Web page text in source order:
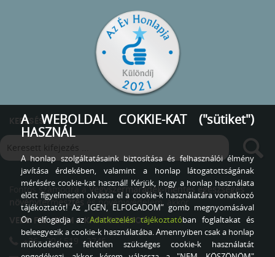
KERESÉS
Fontos számodra aVegyszermaradék-mentes egészséges
növénytermesztés és növényvédelem, akkor
VEDD FEL VELEM A KAPCSOLATOT
+36 - 20 / 519 - 2745
A WEBOLDAL COKKIE-KAT ("sütiket")
HASZNÁL
A honlap szolgáltatásaink biztosítása és felhasználói élmény
javítása érdekében, valamint a honlap látogatottságának
mérésére cookie-kat használ! Kérjük, hogy a honlap használata
előtt figyelmesen olvassa el a cookie-k használatára vonatkozó
tájékoztatót! Az „IGEN, ELFOGADOM” gomb megnyomásával
Ön elfogadja azAdatkezelési tájékoztatóban foglaltakat és
beleegyezik a cookie-k használatába. Amennyiben csak a honlap
működéséhez feltétlen szükséges cookie-k használatát